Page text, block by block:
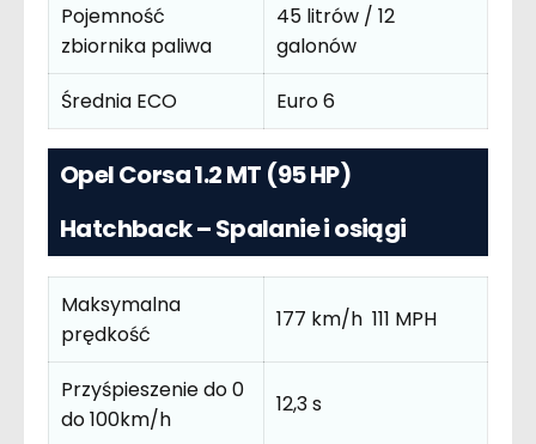
Pojemność
zbiornika paliwa
45 litrów / 12
galonów
Średnia ECO
Euro 6
Opel Corsa 1.2 MT (95 HP)
Hatchback – Spalanie i osiągi
Maksymalna
prędkość
177 km/h 111 MPH
Przyśpieszenie do 0
do 100km/h
12,3 s